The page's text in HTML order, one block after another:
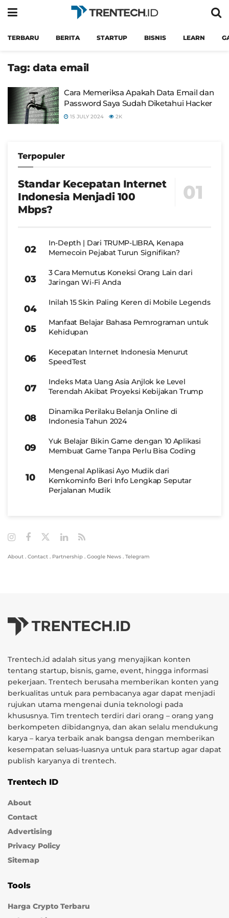
TERBARU BERITA STARTUP BISNIS LEARN
Tag: data email
Cara Memeriksa Apakah Data Email dan
Password Saya Sudah Diketahui Hacker
15 JULY 2024 2K
Terpopuler
Standar Kecepatan Internet
Indonesia Menjadi 100
Mbps?
In-Depth | Dari TRUMP-LIBRA, Kenapa
Memecoin Pejabat Turun Signifikan?
3 Cara Memutus Koneksi Orang Lain dari
Jaringan Wi-Fi Anda
Inilah 15 Skin Paling Keren di Mobile Legends
Manfaat Belajar Bahasa Pemrograman untuk
Kehidupan
Kecepatan Internet Indonesia Menurut
SpeedTest
Indeks Mata Uang Asia Anjlok ke Level
Terendah Akibat Proyeksi Kebijakan Trump
Dinamika Perilaku Belanja Online di
Indonesia Tahun 2024
Yuk Belajar Bikin Game dengan 10 Aplikasi
Membuat Game Tanpa Perlu Bisa Coding
Mengenal Aplikasi Ayo Mudik dari
Kemkominfo Beri Info Lengkap Seputar
Perjalanan Mudik
About . Contact . Partnership . Google News . Telegram
Trentech.id adalah situs yang menyajikan konten
tentang startup, bisnis, game, event, hingga informasi
pekerjaan. Trentech berusaha memberikan konten yang
berkualitas untuk para pembacanya agar dapat menjadi
rujukan utama mengenai dunia teknologi pada
khususnya. Tim trentech terdiri dari orang – orang yang
berkompeten dibidangnya, dan akan selalu mendukung
karya – karya terbaik anak bangsa dengan memberikan
kesempatan seluas-luasnya untuk para startup agar dapat
publish karyanya di trentech.
Trentech ID
About
Contact
Advertising
Privacy Policy
Sitemap
Tools
Harga Crypto Terbaru